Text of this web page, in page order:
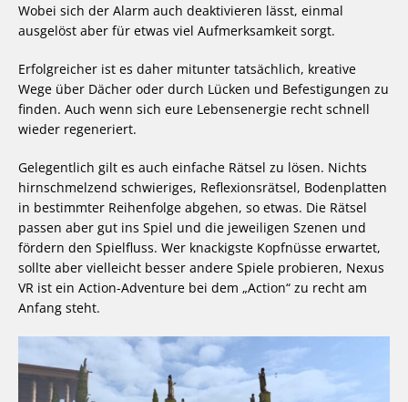
Wobei sich der Alarm auch deaktivieren lässt, einmal
ausgelöst aber für etwas viel Aufmerksamkeit sorgt.
Erfolgreicher ist es daher mitunter tatsächlich, kreative
Wege über Dächer oder durch Lücken und Befestigungen zu
finden. Auch wenn sich eure Lebensenergie recht schnell
wieder regeneriert.
Gelegentlich gilt es auch einfache Rätsel zu lösen. Nichts
hirnschmelzend schwieriges, Reflexionsrätsel, Bodenplatten
in bestimmter Reihenfolge abgehen, so etwas. Die Rätsel
passen aber gut ins Spiel und die jeweiligen Szenen und
fördern den Spielfluss. Wer knackigste Kopfnüsse erwartet,
sollte aber vielleicht besser andere Spiele probieren, Nexus
VR ist ein Action-Adventure bei dem „Action“ zu recht am
Anfang steht.